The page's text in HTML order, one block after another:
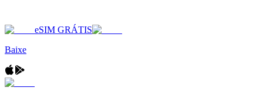
eSIM GRÁTIS
Baixe